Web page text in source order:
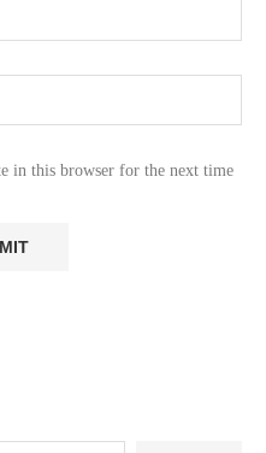
in this browser for the next time